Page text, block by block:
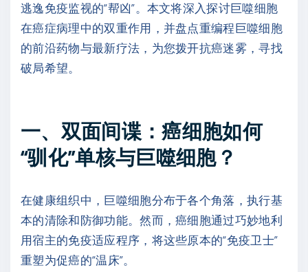
逃逸免疫监视的“帮凶”。本文将深入探讨巨噬细胞
在癌症病理中的双重作用，并盘点重编程巨噬细胞
的前沿药物与最新疗法，为您拨开抗癌迷雾，寻找
破局希望。
一、双面间谍：癌细胞如何
“驯化”单核与巨噬细胞？
在健康组织中，巨噬细胞分布于各个角落，执行基
本的清除和防御功能。然而，癌细胞通过巧妙地利
用宿主的免疫适应程序，将这些原本的“免疫卫士”
重塑为促癌的“温床”。